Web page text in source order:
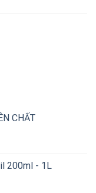
CHẤT
VND
200ml - 1L